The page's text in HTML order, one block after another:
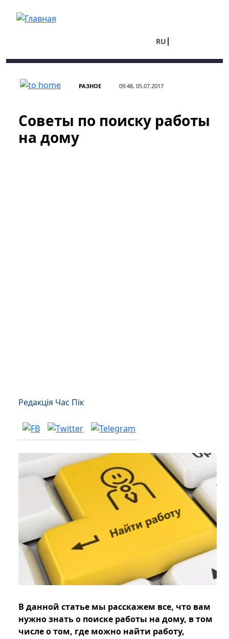
RU
РАЗНОЕ 09:48, 05.07.2017
Советы по поиску работы
на дому
Редакція Час Пік
В данной статье мы расскажем все, что вам
нужно знать о поиске работы на дому, в том
числе о том, где можно найти работу,